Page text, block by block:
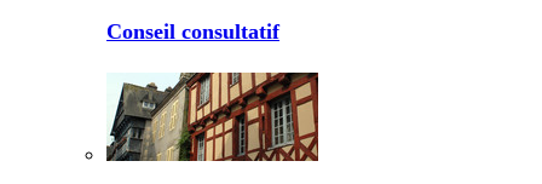
Conseil consultatif